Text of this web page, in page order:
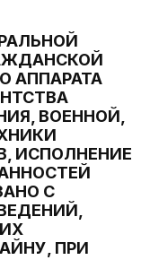
АППАРАТА
ВОЕННОЙ,
ИСПОЛНЕНИЕ
С
ПРИ